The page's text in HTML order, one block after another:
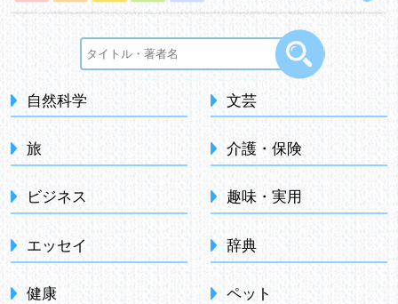
自然科学
旅
ビジネス
エッセイ
健康
文芸
介護・保険
趣味・実用
辞典
ペット